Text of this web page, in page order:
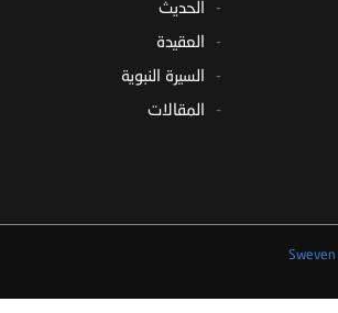
الحديث
العقيدة
السيرة النبوية
المقالات